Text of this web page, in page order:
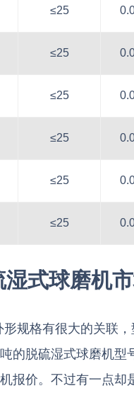
≤25
≤25
≤25
≤25
≤25
≤25
式球磨机
规格有很大的关联
的脱硫湿式球磨机
报价。不过有一点